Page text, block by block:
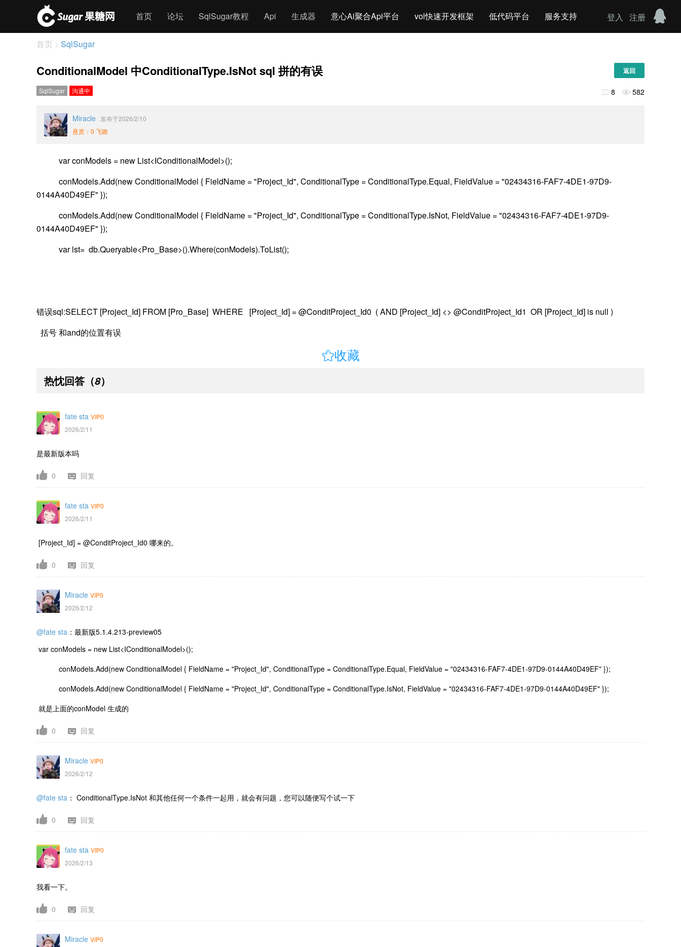
首页 论坛 SqlSugar教程 Api 生成器 意心Ai聚合Api平台 vol快速开发框架 低代码平台 服务支持 登入 注册
首页 > SqlSugar
ConditionalModel 中ConditionalType.IsNot sql 拼的有误 返回
SqlSugar 沟通中  8  582
Miracle 发布于2026/2/10
悬赏：0 飞吻
var conModels = new List<IConditionalModel>();
conModels.Add(new ConditionalModel { FieldName = "Project_Id", ConditionalType = ConditionalType.Equal, FieldValue = "02434316-FAF7-4DE1-97D9-
0144A40D49EF" });
conModels.Add(new ConditionalModel { FieldName = "Project_Id", ConditionalType = ConditionalType.IsNot, FieldValue = "02434316-FAF7-4DE1-97D9-
0144A40D49EF" });
var lst= db.Queryable<Pro_Base>().Where(conModels).ToList();
错误sql:SELECT [Project_Id] FROM [Pro_Base] WHERE [Project_Id] = @ConditProject_Id0 ( AND [Project_Id] <> @ConditProject_Id1 OR [Project_Id] is null )
括号 和and的位置有误
收藏
热忱回答 （8）
fate sta VIP0
2026/2/11
是最新版本吗
0 回复
fate sta VIP0
2026/2/11
[Project_Id] = @ConditProject_Id0 哪来的。
0 回复
Miracle VIP0
2026/2/12
@fate sta ：最新版5.1.4.213-preview05
var conModels = new List<IConditionalModel>();
conModels.Add(new ConditionalModel { FieldName = "Project_Id", ConditionalType = ConditionalType.Equal, FieldValue = "02434316-FAF7-4DE1-97D9-0144A40D49EF" });
conModels.Add(new ConditionalModel { FieldName = "Project_Id", ConditionalType = ConditionalType.IsNot, FieldValue = "02434316-FAF7-4DE1-97D9-0144A40D49EF" });
就是上面的conModel 生成的
0 回复
Miracle VIP0
2026/2/12
@fate sta ： ConditionalType.IsNot 和其他任何一个条件一起用，就会有问题，您可以随便写个试一下
0 回复
fate sta VIP0
2026/2/13
我看一下。
0 回复
Miracle VIP0